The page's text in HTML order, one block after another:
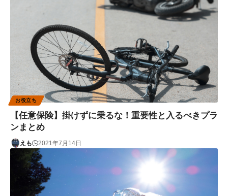
お役立ち
【任意保険】掛けずに乗るな！重要性と入るべきプラ
ンまとめ
えも 2021年7月14日